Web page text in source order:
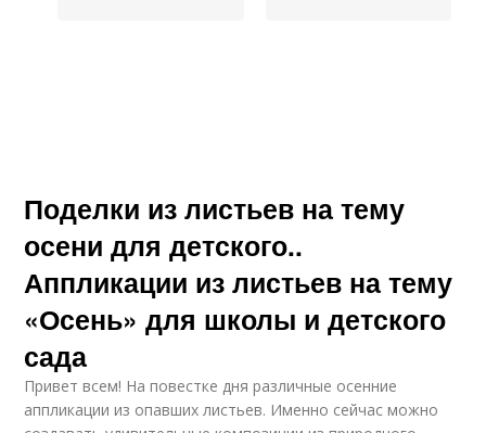
Поделки из листьев на тему
осени для детского..
Аппликации из листьев на тему
«Осень» для школы и детского
сада
Привет всем! На повестке дня различные осенние
аппликации из опавших листьев. Именно сейчас можно